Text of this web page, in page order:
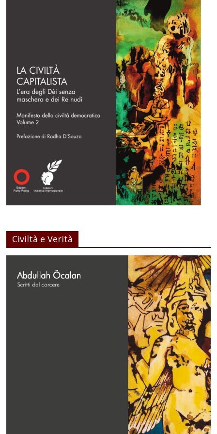
Civiltà e Verità